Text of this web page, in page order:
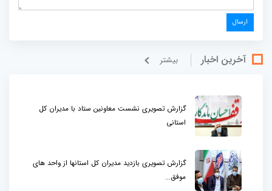
آخرین اخبار بيشتر
گزارش تصویری نشست معاونین ستاد با مدیران کل
استانی
گزارش تصویری بازدید مدیران کل استانها از واحد های
موفق...